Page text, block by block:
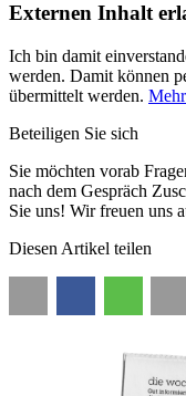
Externen Inhalt
Ich bin damit
werden. Damit können
übermittelt werden.
Beteiligen Sie sich
Sie möchten vorab
nach dem Gespräch
Sie uns! Wir freuen uns
Diesen Artikel teilen